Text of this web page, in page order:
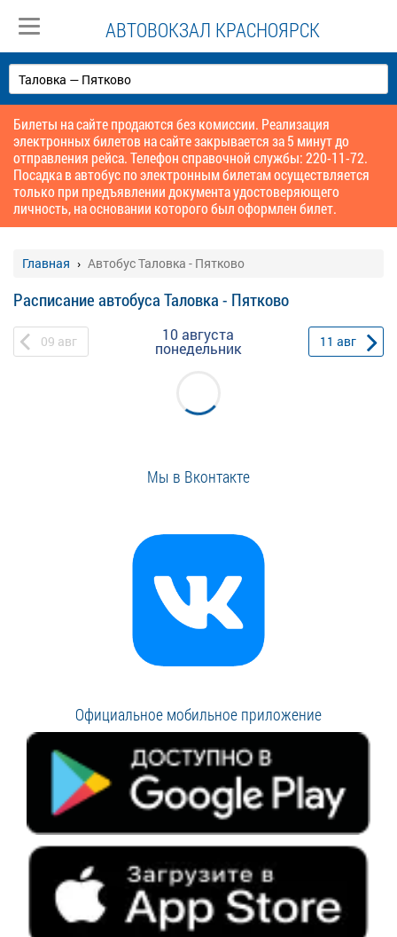
АВТОВОКЗАЛ КРАСНОЯРСК
Билеты на сайте продаются без комиссии. Реализация
электронных билетов на сайте закрывается за 5 минут до
отправления рейса. Телефон справочной службы: 220-11-72.
Посадка в автобус по электронным билетам осуществляется
только при предъявлении документа удостоверяющего
личность, на основании которого был оформлен билет.
Главная Автобус Таловка - Пятково
Расписание автобуса Таловка - Пятково
09 авг 10 августа
понедельник 11 авг
Мы в Вконтакте
Официальное мобильное приложение